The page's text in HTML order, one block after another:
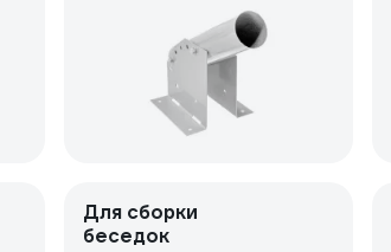
Для сборки
беседок